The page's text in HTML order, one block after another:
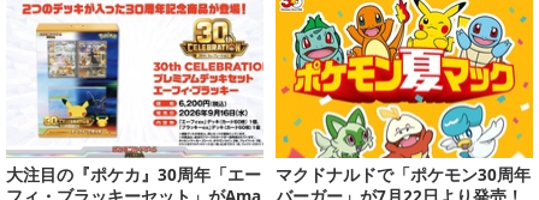
大注目の『ポケカ』30周年「エー
マクドナルドで「ポケモン30周年